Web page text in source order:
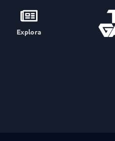
Explora